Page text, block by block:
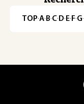
TOP·A·B·C· D· E· F·G·